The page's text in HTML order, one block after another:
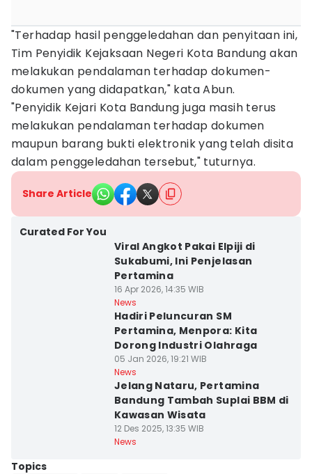
"Terhadap hasil penggeledahan dan penyitaan ini,
Tim Penyidik Kejaksaan Negeri Kota Bandung akan
melakukan pendalaman terhadap dokumen-
dokumen yang didapatkan," kata Abun.
"Penyidik Kejari Kota Bandung juga masih terus
melakukan pendalaman terhadap dokumen
maupun barang bukti elektronik yang telah disita
dalam penggeledahan tersebut," tuturnya.
Share Article
Curated For You
Viral Angkot Pakai Elpiji di
Sukabumi, Ini Penjelasan
Pertamina
16 Apr 2026, 14:35 WIB
News
Hadiri Peluncuran SM
Pertamina, Menpora: Kita
Dorong Industri Olahraga
05 Jan 2026, 19:21 WIB
News
Jelang Nataru, Pertamina
Bandung Tambah Suplai BBM di
Kawasan Wisata
12 Des 2025, 13:35 WIB
News
Topics